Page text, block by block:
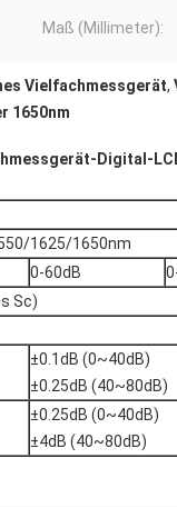
Maß (Millimeter):
Vielfachmessgerät,
1650nm
Digital-
1625/1650nm
0-60dB
Sc)
±0.1dB (0~40dB)
±0.25dB (40~80dB)
±0.25dB (0~40dB)
±4dB (40~80dB)